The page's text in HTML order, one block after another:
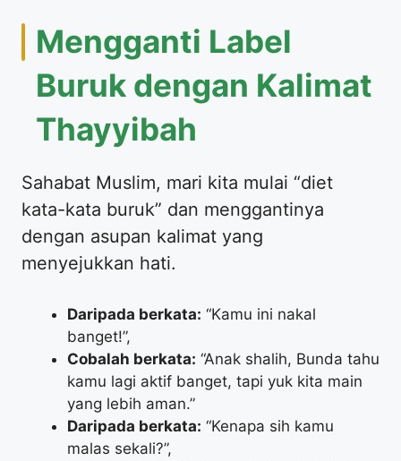
​Mengganti Label
Buruk dengan Kalimat
Thayyibah
​Sahabat Muslim, mari kita mulai “diet
kata-kata buruk” dan menggantinya
dengan asupan kalimat yang
menyejukkan hati.
Daripada berkata: “Kamu ini nakal
banget!”,
Cobalah berkata: “Anak shalih, Bunda tahu
kamu lagi aktif banget, tapi yuk kita main
yang lebih aman.”
Daripada berkata: “Kenapa sih kamu
malas sekali?”,